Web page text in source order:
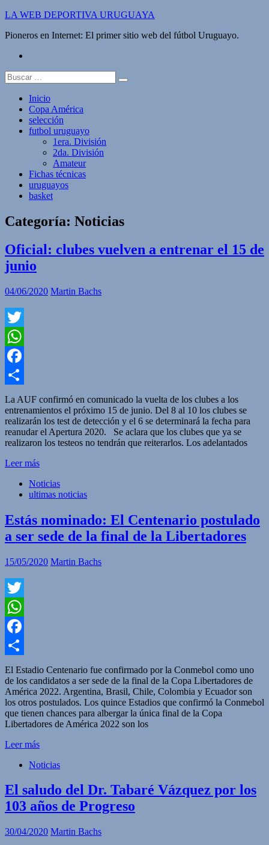
Saltar
contenido
LA WEB DEPORTIVA URUGUAYA
Pioneros en Internet: El primer sitio web del fútbol Uruguayo.
Buscar:
Inicio
Copa América
selección
futbol uruguayo
1era. División
2da. División
Amateur
Fichas técnicas
uruguayos
basket
Categoría: Noticias
Oficial: clubes vuelven a entrenar el 15 de
junio
04/06/2020 Martin Bachs
Twitter
WhatsApp
Facebook
Compartir
La AUF confirmó en comunicado la vuelta de los clubes a los
entrenamientos el próximo 15 de junio. Del 8 al 10 los clubes se
realizarán los test de detección y el 6 se determinará la fecha para
reanudar el Apertura 2020. Se aclara que los clubes que ya se
realizaron los testeos no tendrán que reiterarlos. Los adelantados
Leer más
Noticias
ultimas noticias
Estás nominado: El Centenario postulado
a ser sede de la final de la Libertadores
15/05/2020 Martin Bachs
Twitter
WhatsApp
Facebook
Compartir
El Estadio Centenario fue confirmado por la Conmebol como uno
de los candidatos a ser sede de la final de la Copa Libertadores de
América 2022. Argentina, Brasil, Chile, Colombia y Ecuador son
los otros postulados. Los quince Estadios que confirmó la Conmebol
que tienen chances para albergar la única final de la Copa
Libertadores de América 2022 son los
Leer más
Noticias
El saludo del Dr. Tabaré Vázquez por los
103 años de Progreso
30/04/2020 Martin Bachs